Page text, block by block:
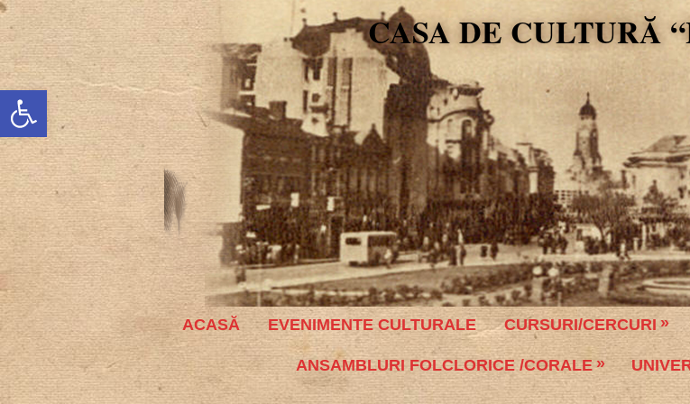
Deschide bara de unelte
CASA DE CULTURĂ
ACASĂ EVENIMENTE CULTURALE CURSURI/CERCURI
ANSAMBLURI FOLCLORICE /CORALE